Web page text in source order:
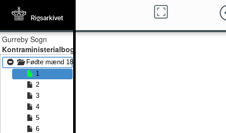
Gurreby Sogn
Kontraministerialbog
Fødte mænd 1814 - Fødte mænd 1844
1
2
3
4
5
6